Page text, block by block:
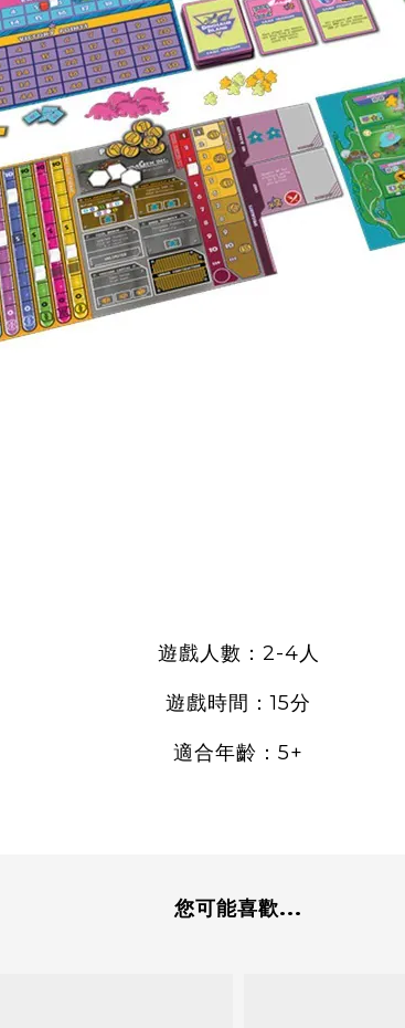
遊戲人數：2-4人
遊戲時間：15分
適合年齡：5+
您可能喜歡...